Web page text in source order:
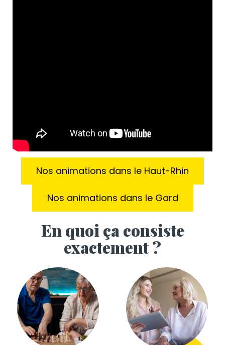
Nos animations dans le Haut-Rhin
Nos animations dans le Gard
En quoi ça consiste
exactement ?